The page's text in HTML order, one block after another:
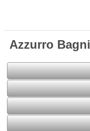
Azzurro Bagni